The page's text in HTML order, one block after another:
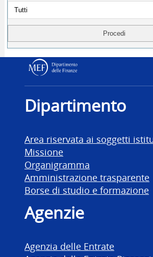
Dipartimento
Dipartimento
Area riservata ai soggetti
Missione
Organigramma
Amministrazione trasparente
Borse di studio e formazione
Agenzie
Agenzia delle Entrate